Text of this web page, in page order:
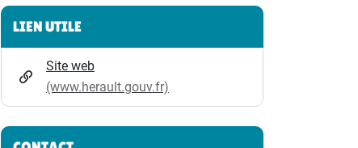
Informations complémentaires
LIEN UTILE
Site web
(www.herault.gouv.fr)